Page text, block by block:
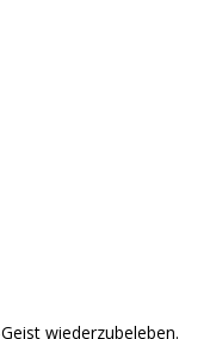
wiederzubeleben.